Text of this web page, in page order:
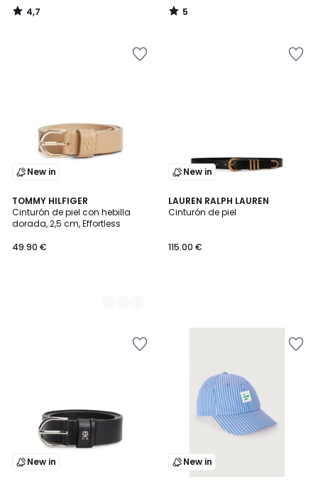
4,7
/
5
/
New in
TOMMY HILFIGER
Cinturón de piel con hebilla
dorada, 2,5 cm, Effortless
49.90 €
2
Colores
New in
LAUREN RALPH LAUREN
Cinturón de piel
115.00 €
New in New in